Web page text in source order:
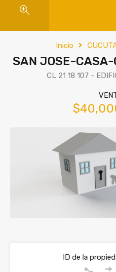
Inicio
SAN JOSE-
CL 21 18 107 -
ID de la